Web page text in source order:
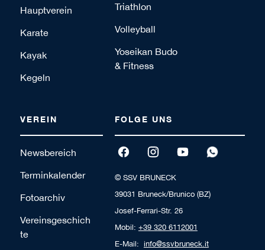
Hauptverein
Karate
Kayak
Kegeln
Triathlon
Volleyball
Yoseikan Budo
& Fitness
VEREIN
Newsbereich
Terminkalender
Fotoarchiv
Vereinsgeschich
te
FOLGE UNS
© SSV BRUNECK
39031 Bruneck/Brunico (BZ)
Josef-Ferrari-Str. 26
Mobil: +39 320 6112001
E-Mail: info@ssvbruneck.it